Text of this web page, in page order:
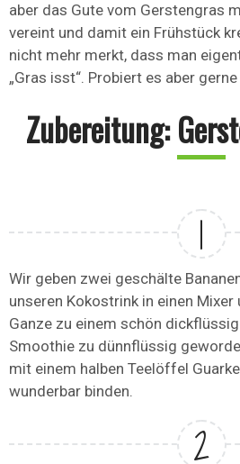
aber das Gute vom Gerstengras
vereint und damit ein Frühstück
nicht mehr merkt, dass man
„Gras isst“. Probiert es aber
Zubereitung:
Wir geben zwei geschälte
unseren Kokostrink in einen Mixer
Ganze zu einem schön
Smoothie zu dünnflüssig
mit einem halben Teelöffel
wunderbar binden.